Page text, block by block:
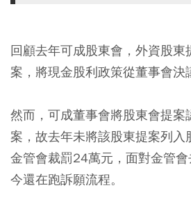
回顧去年可成股東會，外資股東
案，將現金股利政策從董事會決
然而，可成董事會將股東會提案
案，故去年未將該股東提案列入
金管會裁罰24萬元，面對金管
今還在跑訴願流程。